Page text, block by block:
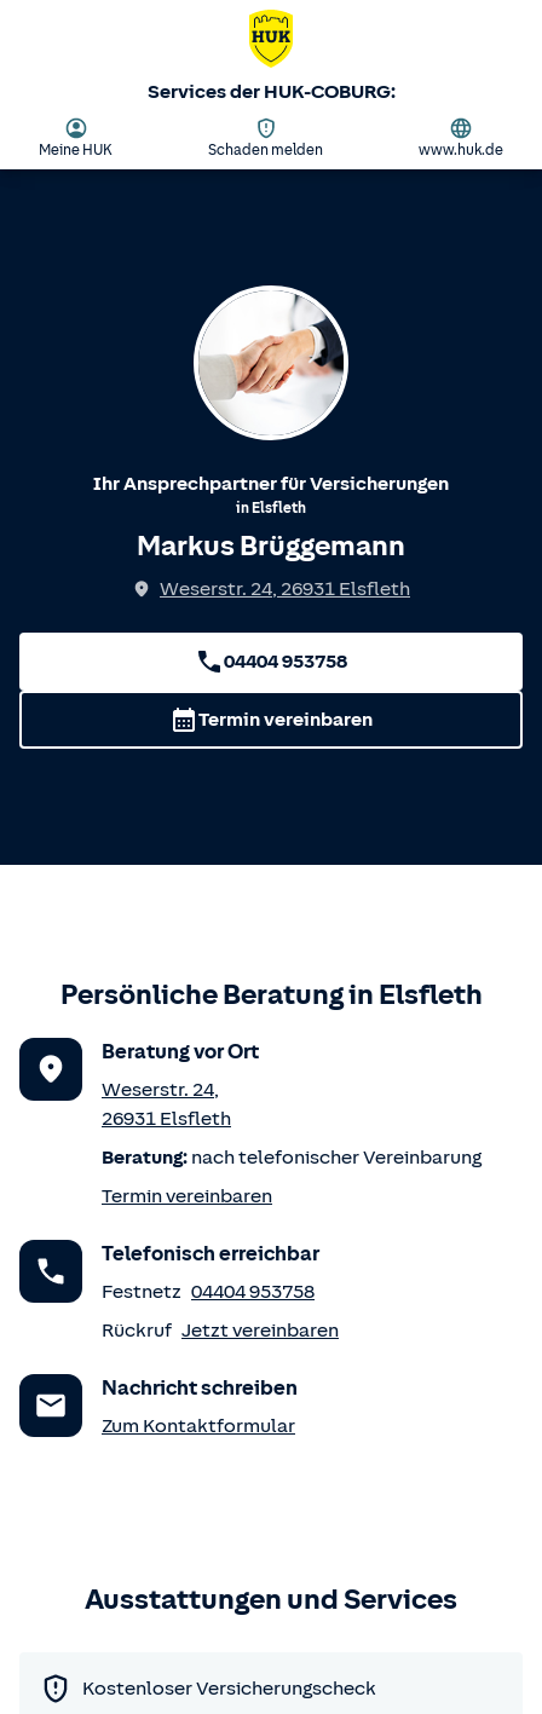
Services der HUK-COBURG:
Meine HUK Schaden melden www.huk.de
Ihr Ansprechpartner für Versicherungen
in Elsfleth
Markus Brüggemann
Weserstr. 24, 26931 Elsfleth
04404 953758
Termin vereinbaren
Persönliche Beratung in Elsfleth
Beratung vor Ort
Weserstr. 24,
26931 Elsfleth
Beratung: nach telefonischer Vereinbarung
Termin vereinbaren
Telefonisch erreichbar
Festnetz 04404 953758
Rückruf Jetzt vereinbaren
Nachricht schreiben
Zum Kontaktformular
Ausstattungen und Services
Kostenloser Versicherungscheck